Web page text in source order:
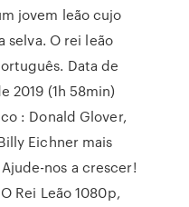
jovem leão cujo
selva. O rei leão
Data de
2019 (1h 58min)
: Donald Glover,
Eichner mais
nos a crescer!
Rei Leão 1080p,